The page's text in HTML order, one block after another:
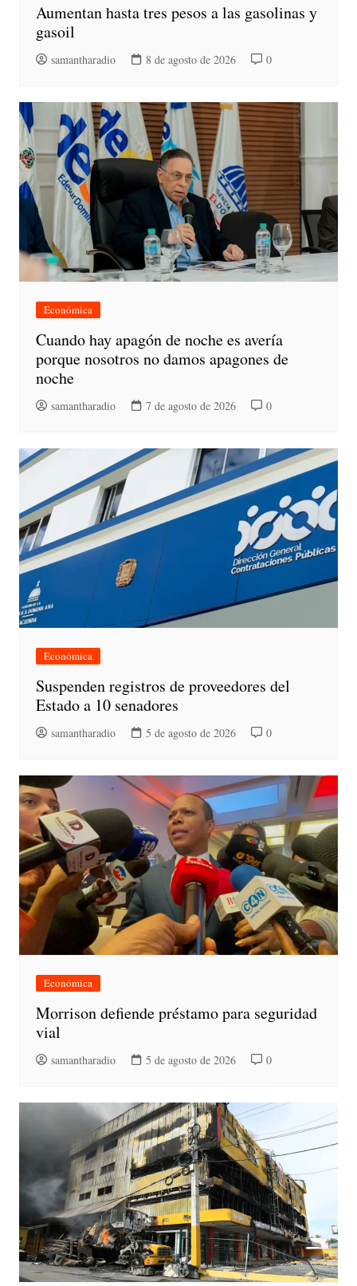
Aumentan hasta tres pesos a las gasolinas y
gasoil
samantharadio 8 de agosto de 2026 0
Económica
Cuando hay apagón de noche es avería
porque nosotros no damos apagones de
noche
samantharadio 7 de agosto de 2026 0
Económica
Suspenden registros de proveedores del
Estado a 10 senadores
samantharadio 5 de agosto de 2026 0
Económica
Morrison defiende préstamo para seguridad
vial
samantharadio 5 de agosto de 2026 0